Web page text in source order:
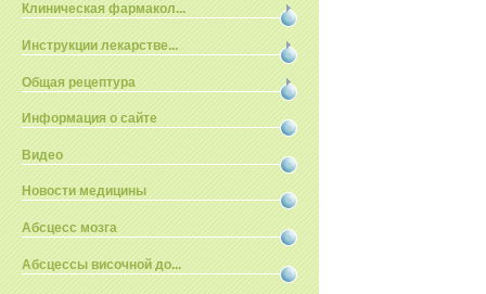
Клиническая фармакол...
Инструкции лекарстве...
Общая рецептура
Информация о сайте
Видео
Новости медицины
Абсцесс мозга
Абсцессы височной до...